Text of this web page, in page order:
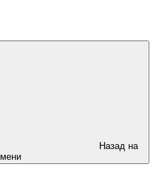
Назад на
мени